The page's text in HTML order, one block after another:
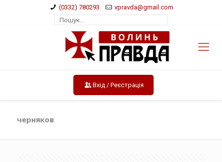
(0332) 780293 vpravda@gmail.com
Вхід / Реєстрація
черняков